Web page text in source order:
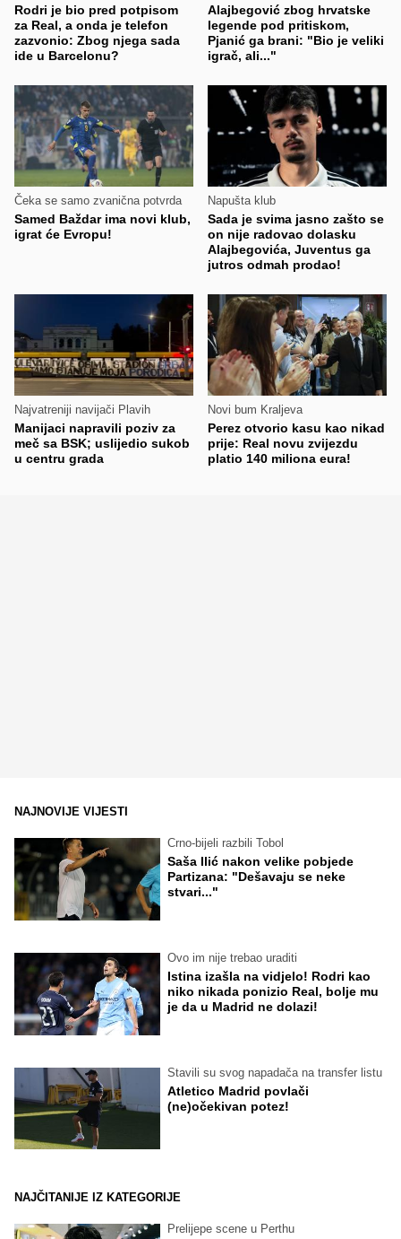
Rodri je bio pred potpisom
za Real, a onda je telefon
zazvonio: Zbog njega sada
ide u Barcelonu?
Alajbegović zbog hrvatske
legende pod pritiskom,
Pjanić ga brani: "Bio je veliki
igrač, ali..."
Čeka se samo zvanična potvrda
Samed Baždar ima novi klub,
igrat će Evropu!
Napušta klub
Sada je svima jasno zašto se
on nije radovao dolasku
Alajbegovića, Juventus ga
jutros odmah prodao!
Najvatreniji navijači Plavih
Manijaci napravili poziv za
meč sa BSK; uslijedio sukob
u centru grada
Novi bum Kraljeva
Perez otvorio kasu kao nikad
prije: Real novu zvijezdu
platio 140 miliona eura!
NAJNOVIJE VIJESTI
Crno-bijeli razbili Tobol
Saša Ilić nakon velike pobjede
Partizana: "Dešavaju se neke
stvari..."
Ovo im nije trebao uraditi
Istina izašla na vidjelo! Rodri kao
niko nikada ponizio Real, bolje mu
je da u Madrid ne dolazi!
Stavili su svog napadača na transfer listu
Atletico Madrid povlači
(ne)očekivan potez!
NAJČITANIJE IZ KATEGORIJE
Prelijepe scene u Perthu